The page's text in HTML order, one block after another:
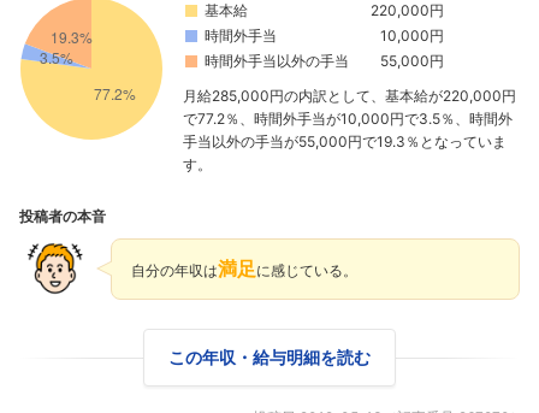
基本給
220,000円
時間外手当
10,000円
時間外手当以外の手当
55,000円
月給285,000円の内訳として、基本給が220,000円
で77.2％、時間外手当が10,000円で3.5％、時間外
手当以外の手当が55,000円で19.3％となっていま
す。
投稿者の本音
自分の年収は満足 に感じている。
この年収・給与明細を読む